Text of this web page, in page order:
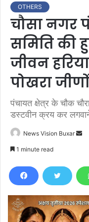
OTHERS
चौसा नगर
समिति की
जीवन
पोखरा
पंचायत क्षेत्र के चौक
डस्टवीन क्रय कर लगवाने
News Vision Buxar
d
e
m
1 minute read